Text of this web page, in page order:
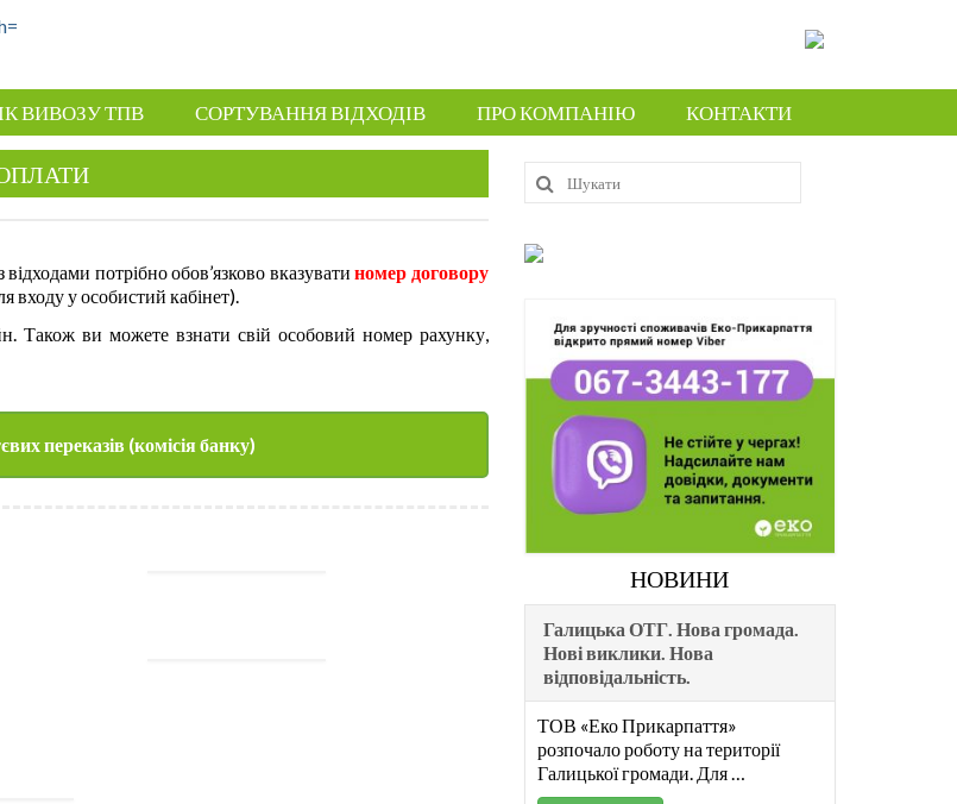
ВИВОЗУ ТПВ СОРТУВАННЯ ВІДХОДІВ ПРО КОМПАНІЮ КОНТАКТИ
потрібно обов’язково вказуватиномер договору
входу у особистий кабінет).
Також ви можете взнати свій особовий номер рахунку,
переказів (комісія банку)
Шукати:
НОВИНИ
Галицька ОТГ. Нова громада.
Нові виклики. Нова
відповідальність.
ТОВ «Еко Прикарпаття»
розпочало роботу на території
Галицької громади. Для …